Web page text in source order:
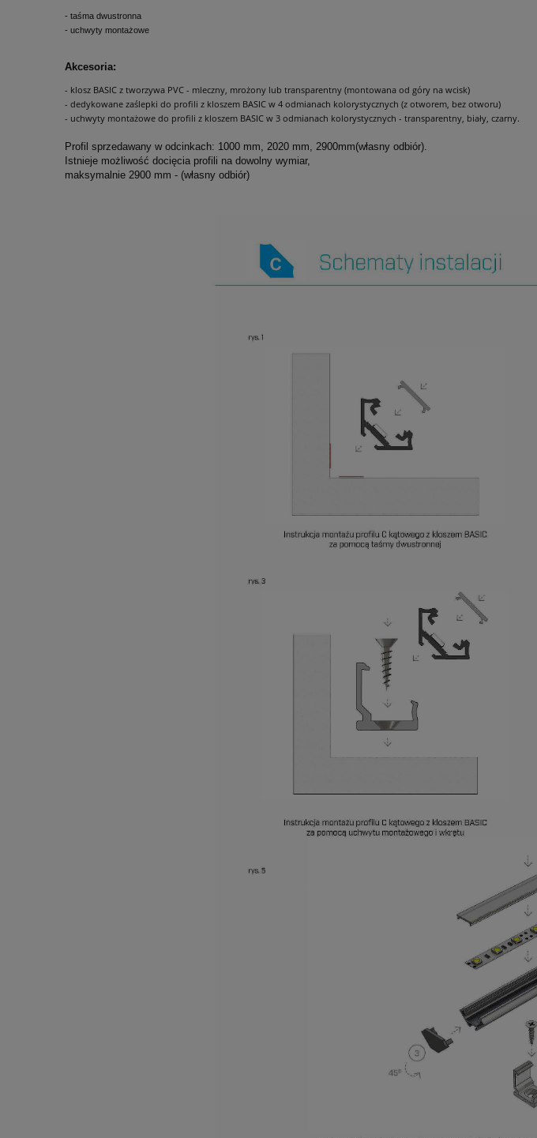
- taśma dwustronna
- uchwyty montażowe
Akcesoria:
- klosz BASIC z tworzywa PVC - mleczny, mrożony lub transparentny (montowana od góry na wcisk)
- dedykowane zaślepki do profili z kloszem BASIC w 4 odmianach kolorystycznych (z otworem, bez otworu)
- uchwyty montażowe do profili z kloszem BASIC w 3 odmianach kolorystycznych - transparentny, biały, czarny.
Profil sprzedawany w odcinkach: 1000 mm, 2020 mm, 2900mm(własny odbiór).
Istnieje możliwość docięcia profili na dowolny wymiar,
maksymalnie 2900 mm - (własny odbiór)